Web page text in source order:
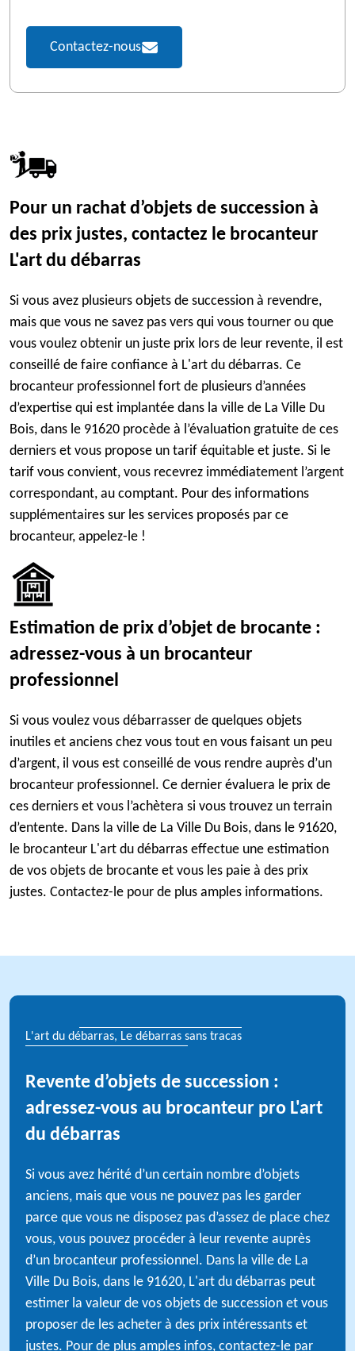
Contactez-nous
Pour un rachat d’objets de succession à
des prix justes, contactez le brocanteur
L'art du débarras
Si vous avez plusieurs objets de succession à revendre,
mais que vous ne savez pas vers qui vous tourner ou que
vous voulez obtenir un juste prix lors de leur revente, il est
conseillé de faire confiance à L'art du débarras. Ce
brocanteur professionnel fort de plusieurs d’années
d’expertise qui est implantée dans la ville de La Ville Du
Bois, dans le 91620 procède à l’évaluation gratuite de ces
derniers et vous propose un tarif équitable et juste. Si le
tarif vous convient, vous recevrez immédiatement l’argent
correspondant, au comptant. Pour des informations
supplémentaires sur les services proposés par ce
brocanteur, appelez-le !
Estimation de prix d’objet de brocante :
adressez-vous à un brocanteur
professionnel
Si vous voulez vous débarrasser de quelques objets
inutiles et anciens chez vous tout en vous faisant un peu
d’argent, il vous est conseillé de vous rendre auprès d’un
brocanteur professionnel. Ce dernier évaluera le prix de
ces derniers et vous l’achètera si vous trouvez un terrain
d’entente. Dans la ville de La Ville Du Bois, dans le 91620,
le brocanteur L'art du débarras effectue une estimation
de vos objets de brocante et vous les paie à des prix
justes. Contactez-le pour de plus amples informations.
L'art du débarras, Le débarras sans tracas
Revente d’objets de succession :
adressez-vous au brocanteur pro L'art
du débarras
Si vous avez hérité d’un certain nombre d’objets
anciens, mais que vous ne pouvez pas les garder
parce que vous ne disposez pas d’assez de place chez
vous, vous pouvez procéder à leur revente auprès
d’un brocanteur professionnel. Dans la ville de La
Ville Du Bois, dans le 91620, L'art du débarras peut
estimer la valeur de vos objets de succession et vous
proposer de les acheter à des prix intéressants et
justes. Pour de plus amples infos, contactez-le par